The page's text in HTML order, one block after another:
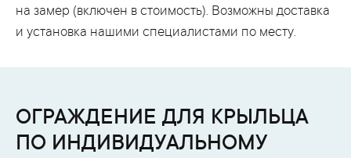
на замер (включен в стоимость). Возможны доставка
и установка нашими специалистами по месту.
ОГРАЖДЕНИЕ ДЛЯ КРЫЛЬЦА
ПО ИНДИВИДУАЛЬНОМУ